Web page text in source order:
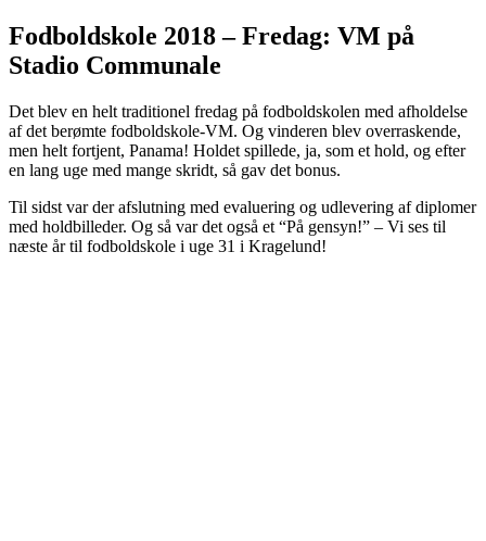
Fodboldskole 2018 – Fredag: VM på
Stadio Communale
Det blev en helt traditionel fredag på fodboldskolen med afholdelse
af det berømte fodboldskole-VM. Og vinderen blev overraskende,
men helt fortjent, Panama! Holdet spillede, ja, som et hold, og efter
en lang uge med mange skridt, så gav det bonus.
Til sidst var der afslutning med evaluering og udlevering af diplomer
med holdbilleder. Og så var det også et “På gensyn!” – Vi ses til
næste år til fodboldskole i uge 31 i Kragelund!